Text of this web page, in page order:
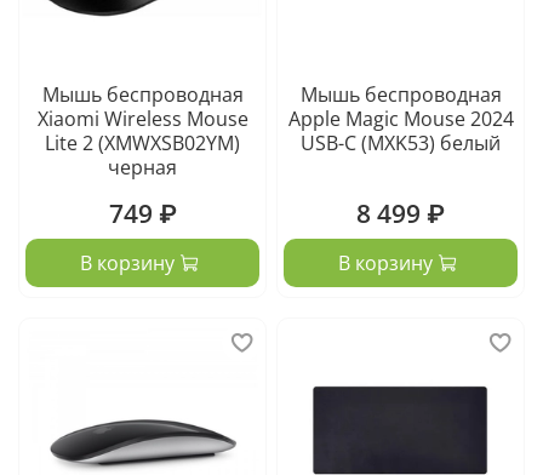
Мышь беспроводная
Xiaomi Wireless Mouse
Lite 2 (XMWXSB02YM)
черная
749 ₽
В корзину
Мышь беспроводная
Apple Magic Mouse 2024
USB-C (MXK53) белый
8 499 ₽
В корзину